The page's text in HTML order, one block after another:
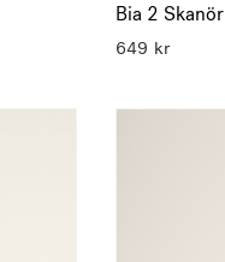
Bia 2
649 kr